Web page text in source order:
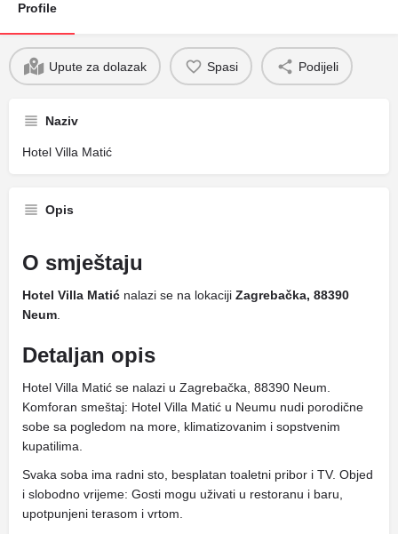
Profile
Upute za dolazak Spasi Podijeli
Naziv
Hotel Villa Matić
Opis
O smještaju
Hotel Villa Matić nalazi se na lokaciji Zagrebačka, 88390
Neum
Detaljan opis
Hotel Villa Matić se nalazi u Zagrebačka, 88390 Neum.
Komforan smeštaj: Hotel Villa Matić u Neumu nudi porodične
sobe sa pogledom na more, klimatizovanim i sopstvenim
kupatilima.
Svaka soba ima radni sto, besplatan toaletni pribor i TV. Objed
i slobodno vrijeme: Gosti mogu uživati ​​u restoranu i baru,
upotpunjeni terasom i vrtom.